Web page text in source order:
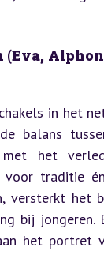
in het
balans
met het
voor traditie
versterkt het
bij jongeren.
het portret